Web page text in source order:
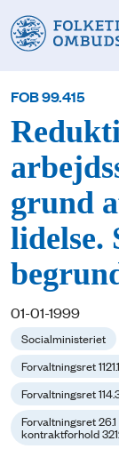
FOB 99.415
grund
lidelse.
01-01-1999
Socialministeriet
Forvaltningsret
Forvaltningsret
Forvaltningsret
kontraktforhold